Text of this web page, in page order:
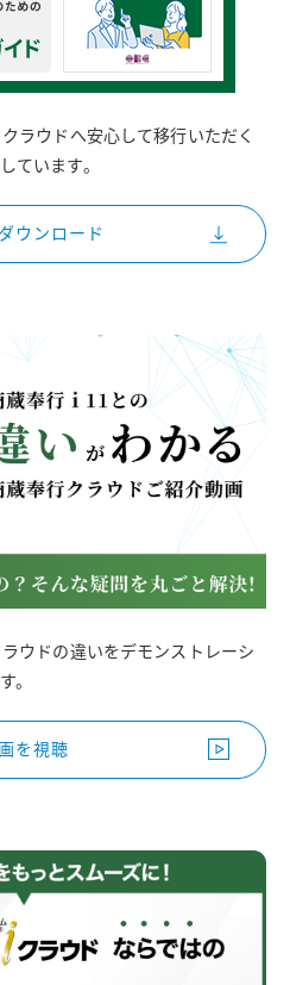
ラウドへ安心して移行いただく
ています。
ウンロード
ウドの違いをデモンストレーシ
。
を視聴